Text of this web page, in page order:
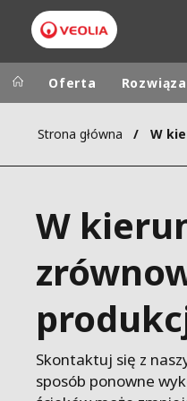
Worldwide
Oferta
Strona główna
W
Skontaktuj się z
sposób ponowne